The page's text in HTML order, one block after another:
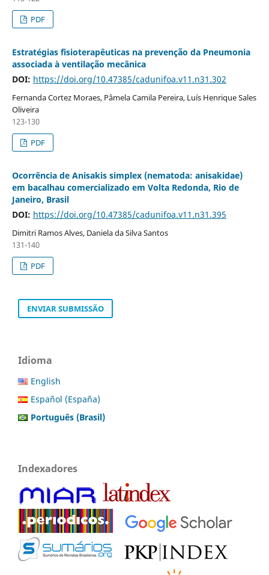
PDF
Estratégias fisioterapêuticas na prevenção da Pneumonia
associada à ventilação mecânica
DOI: https://doi.org/10.47385/cadunifoa.v11.n31.302
Fernanda Cortez Moraes, Pâmela Camila Pereira, Luís Henrique Sales
Oliveira
123-130
PDF
Ocorrência de Anisakis simplex (nematoda: anisakidae)
em bacalhau comercializado em Volta Redonda, Rio de
Janeiro, Brasil
DOI: https://doi.org/10.47385/cadunifoa.v11.n31.395
Dimitri Ramos Alves, Daniela da Silva Santos
131-140
PDF
ENVIAR SUBMISSÃO
Idioma
English
Español (España)
Português (Brasil)
Indexadores